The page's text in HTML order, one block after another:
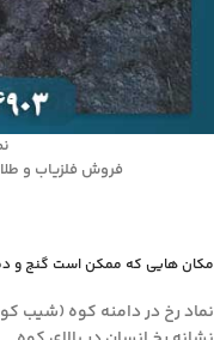
فروش فلزیاب و طلایاب
مکان هایی که ممکن است گنج و
نماد رخ در دامنه کوه (شیب